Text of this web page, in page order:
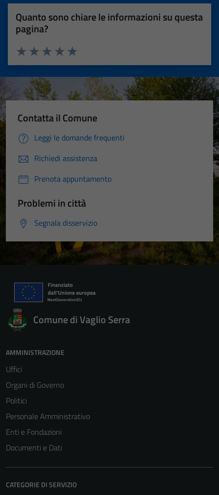
Quanto sono chiare le informazioni su questa
pagina?
Valuta 5 stelle su 5
Valuta 4 stelle su 5
Valuta 3 stelle su 5
Valuta 2 stelle su 5
Valuta 1 stelle su 5
Contatta il Comune
Leggi le domande frequenti
Richiedi assistenza
Prenota appuntamento
Problemi in città
Segnala disservizio
Comune di Vaglio Serra
AMMINISTRAZIONE
Uffici
Organi di Governo
Politici
Personale Amministrativo
Enti e Fondazioni
Documenti e Dati
CATEGORIE DI SERVIZIO